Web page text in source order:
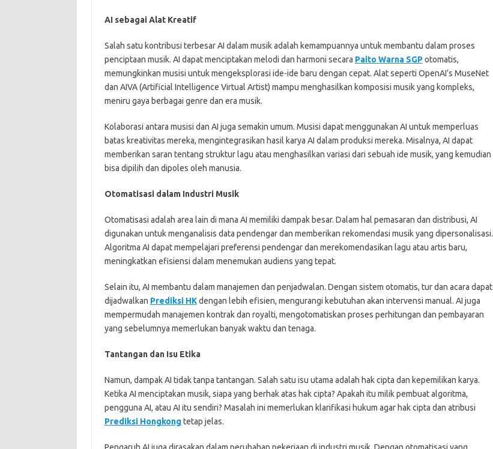
AI sebagai Alat Kreatif
Salah satu kontribusi terbesar AI dalam musik adalah kemampuannya untuk membantu dalam proses
penciptaan musik. AI dapat menciptakan melodi dan harmoni secara Paito Warna SGPotomatis,
memungkinkan musisi untuk mengeksplorasi ide-ide baru dengan cepat. Alat seperti OpenAI’s MuseNet
dan AIVA (Artificial Intelligence Virtual Artist) mampu menghasilkan komposisi musik yang kompleks,
meniru gaya berbagai genre dan era musik.
Kolaborasi antara musisi dan AI juga semakin umum. Musisi dapat menggunakan AI untuk memperluas
batas kreativitas mereka, mengintegrasikan hasil karya AI dalam produksi mereka. Misalnya, AI dapat
memberikan saran tentang struktur lagu atau menghasilkan variasi dari sebuah ide musik, yang kemudian
bisa dipilih dan dipoles oleh manusia.
Otomatisasi dalam Industri Musik
Otomatisasi adalah area lain di mana AI memiliki dampak besar. Dalam hal pemasaran dan distribusi, AI
digunakan untuk menganalisis data pendengar dan memberikan rekomendasi musik yang dipersonalisasi.
Algoritma AI dapat mempelajari preferensi pendengar dan merekomendasikan lagu atau artis baru,
meningkatkan efisiensi dalam menemukan audiens yang tepat.
Selain itu, AI membantu dalam manajemen dan penjadwalan. Dengan sistem otomatis, tur dan acara dapat
dijadwalkan Prediksi HKdengan lebih efisien, mengurangi kebutuhan akan intervensi manual. AI juga
mempermudah manajemen kontrak dan royalti, mengotomatiskan proses perhitungan dan pembayaran
yang sebelumnya memerlukan banyak waktu dan tenaga.
Tantangan dan Isu Etika
Namun, dampak AI tidak tanpa tantangan. Salah satu isu utama adalah hak cipta dan kepemilikan karya.
Ketika AI menciptakan musik, siapa yang berhak atas hak cipta? Apakah itu milik pembuat algoritma,
pengguna AI, atau AI itu sendiri? Masalah ini memerlukan klarifikasi hukum agar hak cipta dan atribusi
Prediksi Hongkong tetap jelas.